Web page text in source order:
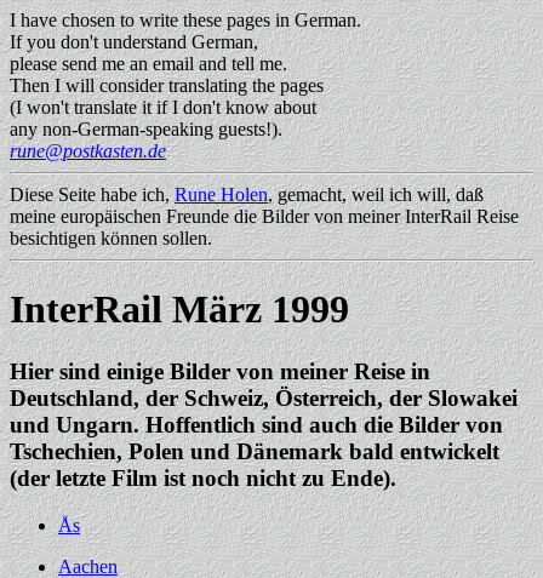
I have chosen to write these pages in German.
If you don't understand German,
please send me an email and tell me.
Then I will consider translating the pages
(I won't translate it if I don't know about
any non-German-speaking guests!).
rune@postkasten.de
Diese Seite habe ich,Rune Holen, gemacht, weil ich will, daß
meine europäischen Freunde die Bilder von meiner InterRail Reise
besichtigen können sollen.
InterRail März 1999
Hier sind einige Bilder von meiner Reise in
Deutschland, der Schweiz, Österreich, der Slowakei
und Ungarn. Hoffentlich sind auch die Bilder von
Tschechien, Polen und Dänemark bald entwickelt
(der letzte Film ist noch nicht zu Ende).
Ås
Aachen